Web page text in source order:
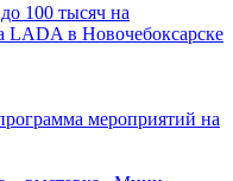
100 тысяч на
LADA в Новочебоксарске
мероприятий на